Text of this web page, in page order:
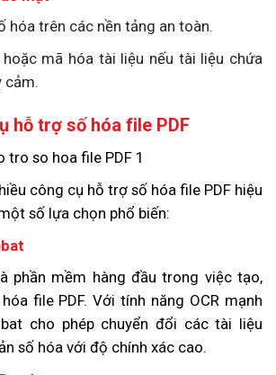
hóa trên các nền tảng an toàn.
mã hóa tài liệu nếu tài liệu chứa
cảm.
hỗ trợ số hóa file PDF
công cụ hỗ trợ số hóa file PDF hiệu
số lựa chọn phổ biến:
phần mềm hàng đầu trong việc tạo,
file PDF. Với tính năng OCR mạnh
cho phép chuyển đổi các tài liệu
số hóa với độ chính xác cao.